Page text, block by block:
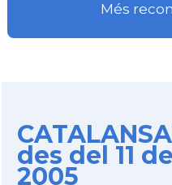
Més
des del 11
2005